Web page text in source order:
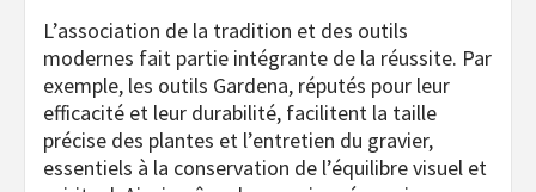
L’association de la tradition et des outils
modernes fait partie intégrante de la réussite. Par
exemple, les outils Gardena, réputés pour leur
efficacité et leur durabilité, facilitent la taille
précise des plantes et l’entretien du gravier,
essentiels à la conservation de l’équilibre visuel et